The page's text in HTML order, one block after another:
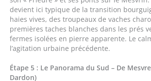
devient ici typique de la transition
haies vives, des troupeaux de vaches
premières taches blanches dans les prés
fermes isolées en pierre apparente. Le
l’agitation urbaine précédente.
Étape 5 : Le Panorama du Sud – De
Dardon)